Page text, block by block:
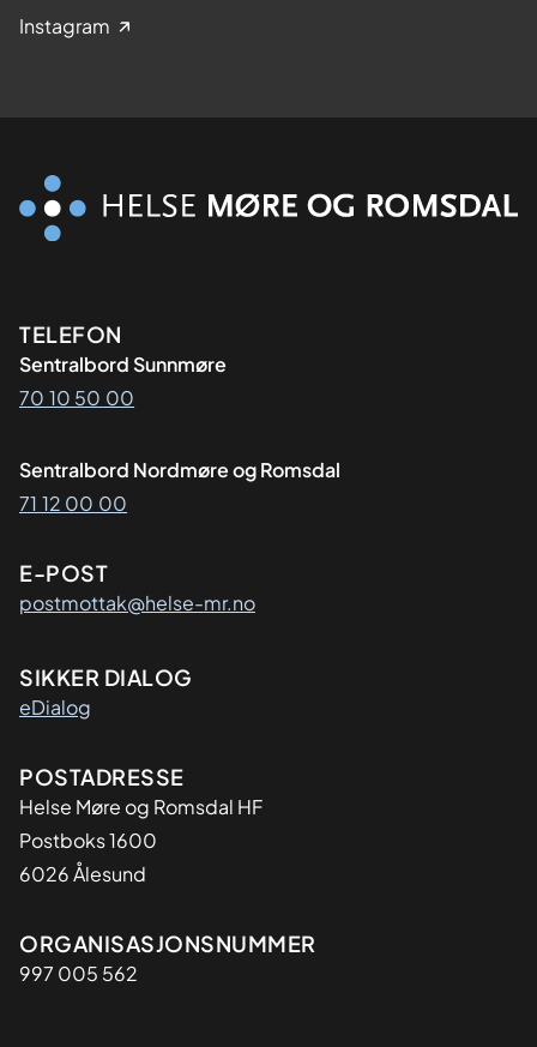
Instagram
Kontaktinformasjon
TELEFON
Sentralbord Sunnmøre
70 10 50 00
Sentralbord Nordmøre og Romsdal
71 12 00 00
E-POST
postmottak@helse-mr.no
SIKKER DIALOG
eDialog
Adresse
POSTADRESSE
Helse Møre og Romsdal HF
Postboks 1600
6026 Ålesund
Organisasjon
ORGANISASJONSNUMMER
997 005 562